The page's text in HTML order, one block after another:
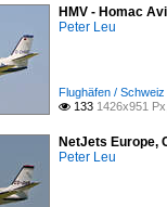
HMV - Homac
Peter Leu
Flughäfen /
 133 1426x951
NetJets Europe,
Peter Leu